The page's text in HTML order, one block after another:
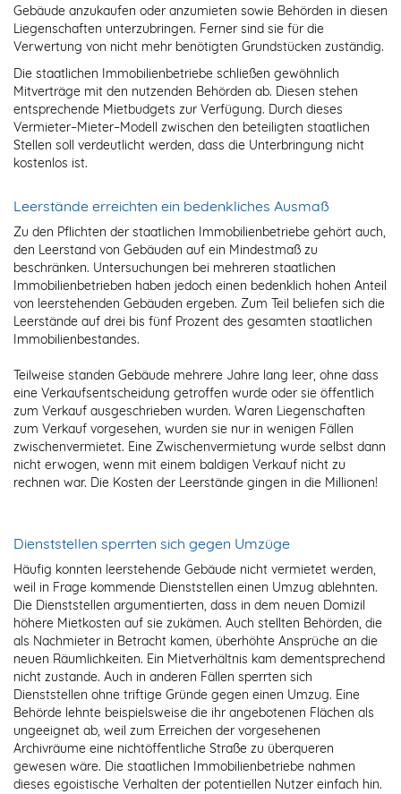
Gebäude anzukaufen oder anzumieten sowie Behörden in diesen
Liegenschaften unterzubringen. Ferner sind sie für die
Verwertung von nicht mehr benötigten Grundstücken zuständig.
Die staatlichen Immobilienbetriebe schließen gewöhnlich
Mitverträge mit den nutzenden Behörden ab. Diesen stehen
entsprechende Mietbudgets zur Verfügung. Durch dieses
Vermieter–Mieter–Modell zwischen den beteiligten staatlichen
Stellen soll verdeutlicht werden, dass die Unterbringung nicht
kostenlos ist.
Leerstände erreichten ein bedenkliches Ausmaß
Zu den Pflichten der staatlichen Immobilienbetriebe gehört auch,
den Leerstand von Gebäuden auf ein Mindestmaß zu
beschränken. Untersuchungen bei mehreren staatlichen
Immobilienbetrieben haben jedoch einen bedenklich hohen Anteil
von leerstehenden Gebäuden ergeben. Zum Teil beliefen sich die
Leerstände auf drei bis fünf Prozent des gesamten staatlichen
Immobilienbestandes.
Teilweise standen Gebäude mehrere Jahre lang leer, ohne dass
eine Verkaufsentscheidung getroffen wurde oder sie öffentlich
zum Verkauf ausgeschrieben wurden. Waren Liegenschaften
zum Verkauf vorgesehen, wurden sie nur in wenigen Fällen
zwischenvermietet. Eine Zwischenvermietung wurde selbst dann
nicht erwogen, wenn mit einem baldigen Verkauf nicht zu
rechnen war. Die Kosten der Leerstände gingen in die Millionen!
Dienststellen sperrten sich gegen Umzüge
Häufig konnten leerstehende Gebäude nicht vermietet werden,
weil in Frage kommende Dienststellen einen Umzug ablehnten.
Die Dienststellen argumentierten, dass in dem neuen Domizil
höhere Mietkosten auf sie zukämen. Auch stellten Behörden, die
als Nachmieter in Betracht kamen, überhöhte Ansprüche an die
neuen Räumlichkeiten. Ein Mietverhältnis kam dementsprechend
nicht zustande. Auch in anderen Fällen sperrten sich
Dienststellen ohne triftige Gründe gegen einen Umzug. Eine
Behörde lehnte beispielsweise die ihr angebotenen Flächen als
ungeeignet ab, weil zum Erreichen der vorgesehenen
Archivräume eine nichtöffentliche Straße zu überqueren
gewesen wäre. Die staatlichen Immobilienbetriebe nahmen
dieses egoistische Verhalten der potentiellen Nutzer einfach hin.